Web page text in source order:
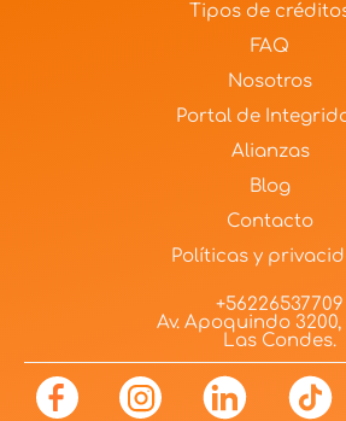
Tipos de
FAQ
Nosotros
Portal de
Alianzas
Blog
Contacto
Políticas y
+56226537709
Av. Apoquindo 3200,
Las Condes.